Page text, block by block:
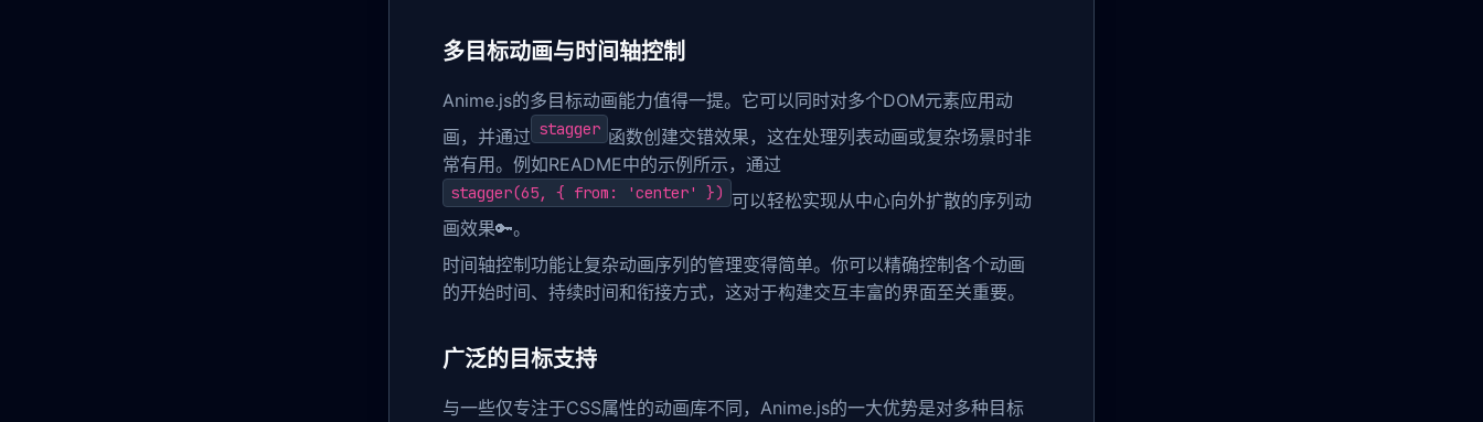
多目标动画与时间轴控制
Anime.js的多目标动画能力值得一提。它可以同时对多个DOM元素应用动
画，并通过 stagger 函数创建交错效果，这在处理列表动画或复杂场景时非
常有用。例如README中的示例所示，通过
stagger(65, { from: 'center' }) 可以轻松实现从中心向外扩散的序列动
画效果🔑️。
时间轴控制功能让复杂动画序列的管理变得简单。你可以精确控制各个动画
的开始时间、持续时间和衔接方式，这对于构建交互丰富的界面至关重要。
广泛的目标支持
与一些仅专注于CSS属性的动画库不同，Anime.js的一大优势是对多种目标